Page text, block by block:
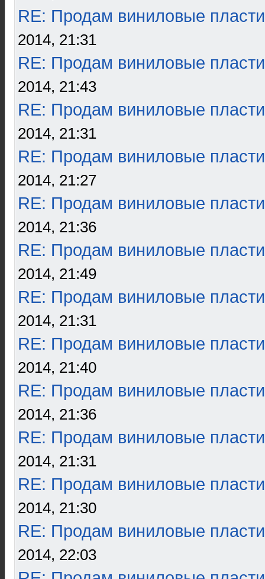
RE: Продам виниловые
2014, 21:31
RE: Продам виниловые
2014, 21:43
RE: Продам виниловые
2014, 21:31
RE: Продам виниловые
2014, 21:27
RE: Продам виниловые
2014, 21:36
RE: Продам виниловые
2014, 21:49
RE: Продам виниловые
2014, 21:31
RE: Продам виниловые
2014, 21:40
RE: Продам виниловые
2014, 21:36
RE: Продам виниловые
2014, 21:31
RE: Продам виниловые
2014, 21:30
RE: Продам виниловые
2014, 22:03